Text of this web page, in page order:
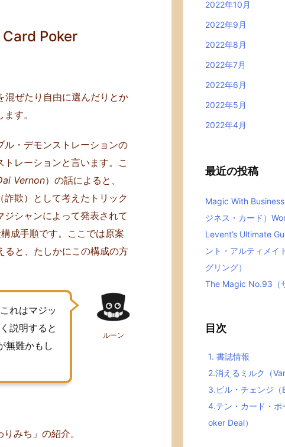
Poker
混ぜたり自由に選んだりとか
す。
・デモンストレーションの
レーションと言います。こ
Vernon）の話によると、
欺）として考えたトリック
シャンによって発表されて
成手順です。ここでは原案
ると、たしかにこの構成の方
ルーン
れはマジッ
説明すると
無難かもし
みち」の紹介。
2022年10月
2022年9月
2022年8月
2022年7月
2022年6月
2022年5月
2022年4月
最近の投稿
Magic With
ジネス・カード）
Levent’s Ultimate
ント・アルティメイ
グリング）
The Magic No.93（
目次
1. 書誌情報
2.消えるミルク（
3.ビル・チェンジ（
4.テン・カード・
oker Deal）